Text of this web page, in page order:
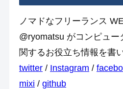
ノマドなフリーランス
@ryomatsu がコンピュー
関するお役立ち情報を書
twitter / Instagram /
mixi / github